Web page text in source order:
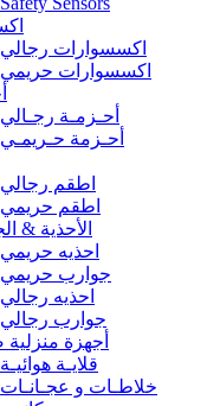
اكسسوارات رجالي
اكسسوارات حريمي
أحـزمـة رجـالي
أحـزمة حـريمـي
اطقم رجالي
اطقم حريمي
الأحذية &
احذيه حريمي
جوارب حريمي
احذيه رجالي
جوارب رجالي
أجهزة
قلايـة هوائيـة
خلاطـات و عجـانـات